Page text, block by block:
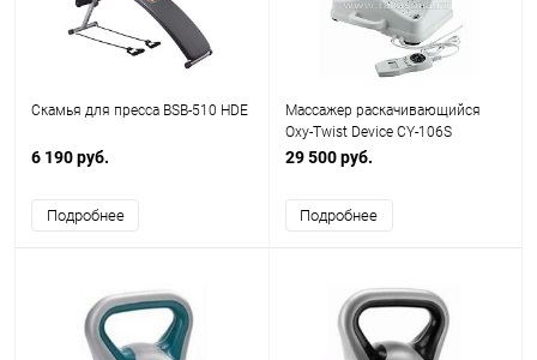
Скамья для пресса BSB-510 HDE
6 190 руб.
Подробнее
Массажер раскачивающийся
Oxy-Twist Device CY-106S
29 500 руб.
Подробнее